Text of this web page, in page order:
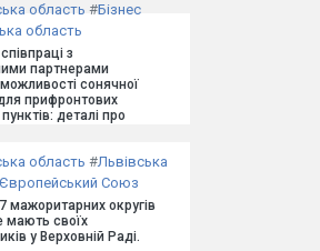
область #Бізнес
область
з
партнерами
сонячної
прифронтових
деталі про
область #Львівська
Європейський Союз
мажоритарних округів
мають своїх
у Верховній Раді.